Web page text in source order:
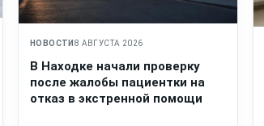
НОВОСТИ 8 АВГУСТА 2026
В Находке начали проверку
после жалобы пациентки на
отказ в экстренной помощи